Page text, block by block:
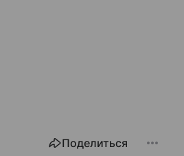
Поделиться